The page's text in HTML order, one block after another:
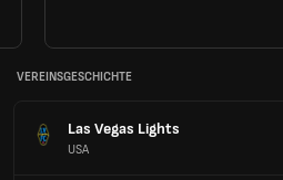
VEREINSGESCHICHTE
Las Vegas Lights
USA